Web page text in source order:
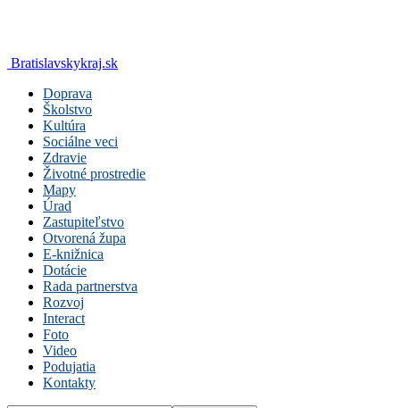
Bratislavskykraj.sk
Doprava
Školstvo
Kultúra
Sociálne veci
Zdravie
Životné prostredie
Mapy
Úrad
Zastupiteľstvo
Otvorená župa
E-knižnica
Dotácie
Rada partnerstva
Rozvoj
Interact
Foto
Video
Podujatia
Kontakty